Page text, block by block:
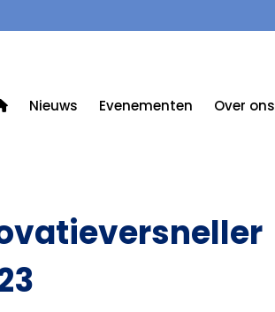
Nieuws Evenementen Over ons